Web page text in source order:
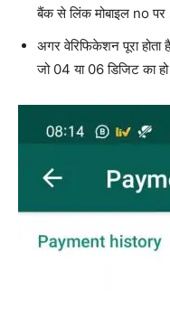
बैंक से लिंक मोबाइल no पर
अगर वेरिफिकेशन पूरा
जो 04 या 06 डिजिट का